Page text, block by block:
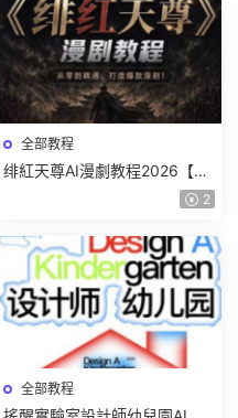
全部教程
绯紅天尊AI漫劇教程2026【畫
2
全部教程